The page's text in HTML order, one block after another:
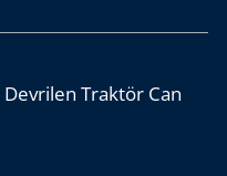
Traktör Can